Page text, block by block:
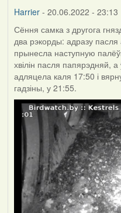
Harrier- 20.06.2022 - 23:13
Сёння самка з другога
два рэкорды: адразу пасля
прынесла наступную
хвілін пасля папярэдняй,
адляцела каля 17:50 і
гадзіны, у 21:55.